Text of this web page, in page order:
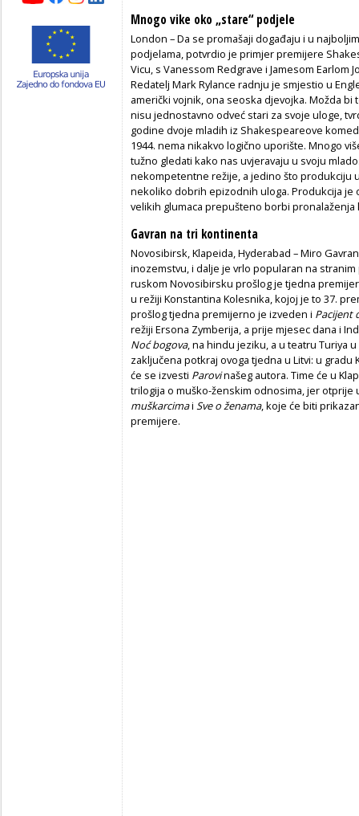
Mnogo vike oko „stare“ podjele
London – Da se promašaji događaju i u
podjelama, potvrdio je primjer premijere
Vicu, s Vanessom Redgrave i Jamesom Earlom
Redatelj Mark Rylance radnju je smjestio u
američki vojnik, ona seoska djevojka. Možda
nisu jednostavno odveć stari za svoje uloge,
godine dvoje mladih iz Shakespeareove
1944. nema nikakvo logično uporište. Mnogo
tužno gledati kako nas uvjeravaju u svoju
nekompetentne režije, a jedino što produkciju
nekoliko dobrih epizodnih uloga. Produkcija je
velikih glumaca prepušteno borbi pronalaženja
Gavran na tri kontinenta
Novosibirsk, Klapeida, Hyderabad – Miro
inozemstvu, i dalje je vrlo popularan na
ruskom Novosibirsku prošlog je tjedna
u režiji Konstantina Kolesnika, kojoj je to 37.
prošlog tjedna premijerno je izveden i Pacijent
režiji Ersona Zymberija, a prije mjesec dana i
Noć bogova, na hindu jeziku, a u teatru Turiya
zaključena potkraj ovoga tjedna u Litvi: u
će se izvesti Parovinašeg autora. Time će u
trilogija o muško-ženskim odnosima, jer
muškarcimai Sve o ženama, koje će biti
premijere.